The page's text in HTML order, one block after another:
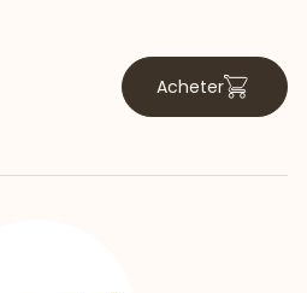
Acheter